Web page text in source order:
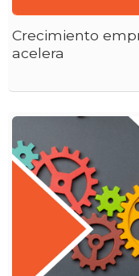
Crecimiento
acelera